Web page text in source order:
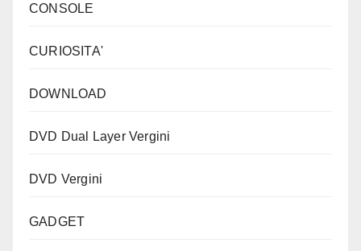
CONSOLE
CURIOSITA'
DOWNLOAD
DVD Dual Layer Vergini
DVD Vergini
GADGET